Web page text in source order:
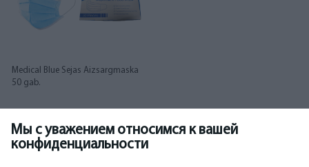
Мы с уважением относимся к вашей
конфиденциальности
Medical Blue Sejas Aizsargmaska
50 gab.
24.99€